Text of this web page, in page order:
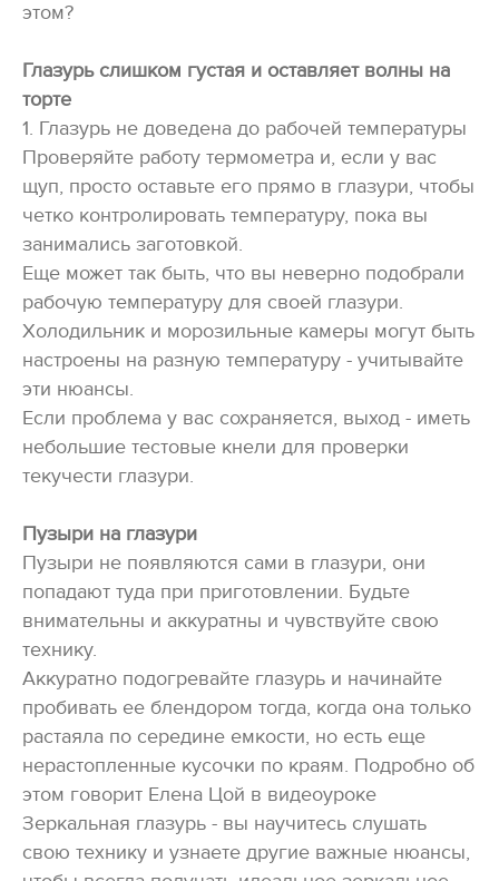
этом?
Глазурь слишком густая и оставляет волны на
торте
1. Глазурь не доведена до рабочей температуры
Проверяйте работу термометра и, если у вас
щуп, просто оставьте его прямо в глазури, чтобы
четко контролировать температуру, пока вы
занимались заготовкой.
Еще может так быть, что вы неверно подобрали
рабочую температуру для своей глазури.
Холодильник и морозильные камеры могут быть
настроены на разную температуру - учитывайте
эти нюансы.⠀
Если проблема у вас сохраняется, выход - иметь
небольшие тестовые кнели для проверки
текучести глазури.
Пузыри на глазури
Пузыри не появляются сами в глазури, они
попадают туда при приготовлении. Будьте
внимательны и аккуратны и чувствуйте свою
технику.
Аккуратно подогревайте глазурь и начинайте
пробивать ее блендором тогда, когда она только
растаяла по середине емкости, но есть еще
нерастопленные кусочки по краям. Подробно об
этом говорит Елена Цой в видеоуроке
Зеркальная глазурь - вы научитесь слушать
свою технику и узнаете другие важные нюансы,